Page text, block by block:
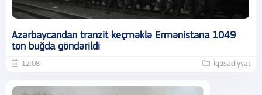
Azərbaycandan tranzit keçməklə Ermənistana 1049
ton buğda göndərildi
12:08 İqtisadiyyat